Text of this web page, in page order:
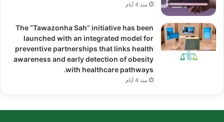
منذ 4 أيام
The “Tawazonha Sah” initiative has been
launched with an integrated model for
preventive partnerships that links health
awareness and early detection of obesity
with healthcare pathways.
منذ 4 أيام